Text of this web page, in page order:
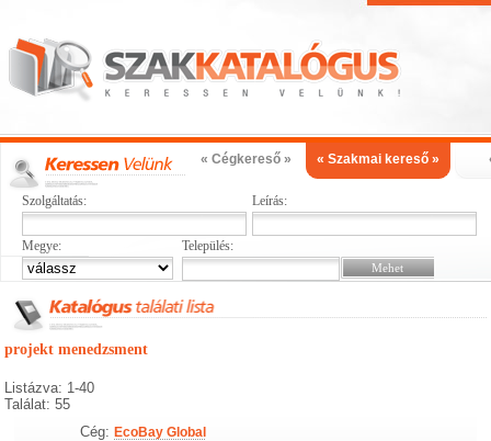
« Cégkereső » « Szakmai kereső »
Szolgáltatás: Leírás:
Megye: Település:
projekt menedzsment
Listázva: 1-40
Találat: 55
Cég: EcoBay Global